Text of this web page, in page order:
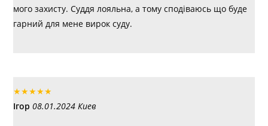
мого захисту. Суддя лояльна, а тому сподіваюсь що буде
гарний для мене вирок суду.
★★★★★
Ігор 08.01.2024 Киев